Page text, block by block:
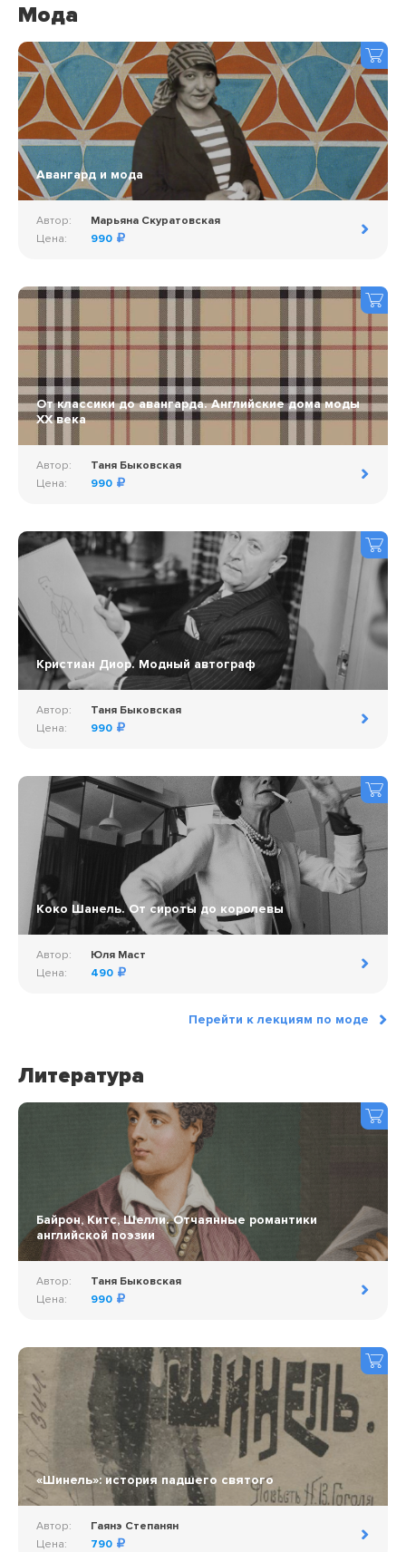
Мода
Авангард и мода
Автор:
Марьяна Скуратовская
Цена:
990
От классики до авангарда. Английские дома моды
ХХ века
Автор:
Таня Быковская
Цена:
990
Кристиан Диор. Модный автограф
Автор:
Таня Быковская
Цена:
990
Коко Шанель. От сироты до королевы
Автор:
Юля Маст
Цена:
490
Перейти к лекциям по моде
Литература
Байрон, Китс, Шелли. Отчаянные романтики
английской поэзии
Автор:
Таня Быковская
Цена:
990
«Шинель»: история падшего святого
Автор:
Гаянэ Степанян
Цена:
790